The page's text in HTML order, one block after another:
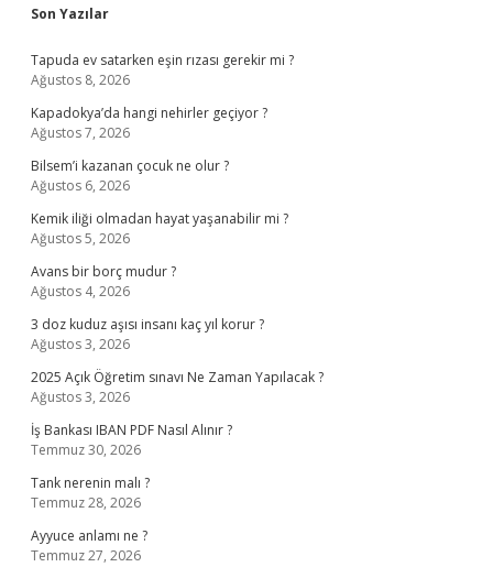
Sidebar
Son Yazılar
Tapuda ev satarken eşin rızası gerekir mi ?
Ağustos 8, 2026
Kapadokya’da hangi nehirler geçiyor ?
Ağustos 7, 2026
Bilsem’i kazanan çocuk ne olur ?
Ağustos 6, 2026
Kemik iliği olmadan hayat yaşanabilir mi ?
Ağustos 5, 2026
Avans bir borç mudur ?
Ağustos 4, 2026
3 doz kuduz aşısı insanı kaç yıl korur ?
Ağustos 3, 2026
2025 Açık Öğretim sınavı Ne Zaman Yapılacak ?
Ağustos 3, 2026
İş Bankası IBAN PDF Nasıl Alınır ?
Temmuz 30, 2026
Tank nerenin malı ?
Temmuz 28, 2026
Ayyuce anlamı ne ?
Temmuz 27, 2026